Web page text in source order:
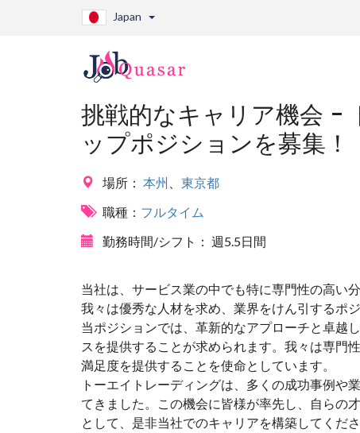
Japan
挑戦的なキャリア機会 -
ップポジションを募集！
場所： 本州
東京都
職種： フルタイム
勤務時間/シフト： 週5.5日間
当社は、サービス業の中でも特に専門性の高い
我々は優秀な人材を求め、業界をけん引するポ
当ポジションでは、革新的なアプローチと卓越
スを提供することが求められます。我々は専門
満足度を提供することを使命としています。
トーエイトレーディングは、多くの成功事例や
てきました。この機会に皆様が率先し、自らの
として、是非当社でのキャリアを構築してくださ